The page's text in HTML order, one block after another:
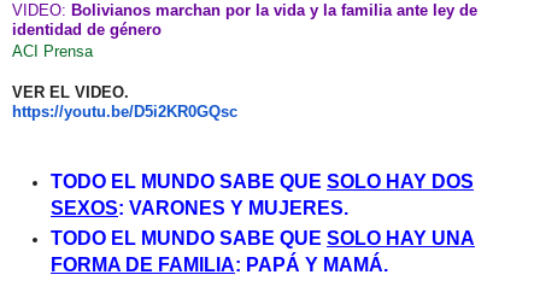
VIDEO: Bolivianos marchan por la vida y la familia ante ley de
identidad de género
ACI Prensa
VER EL VIDEO.
https://youtu.be/D5i2KR0GQsc
TODO EL MUNDO SABE QUE SOLO HAY DOS
SEXOS: VARONES Y MUJERES.
TODO EL MUNDO SABE QUE SOLO HAY UNA
FORMA DE FAMILIA: PAPÁ Y MAMÁ.